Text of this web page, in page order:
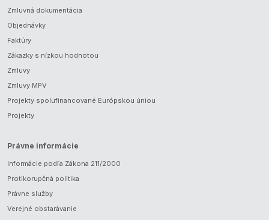
Zmluvná dokumentácia
Objednávky
Faktúry
Zákazky s nízkou hodnotou
Zmluvy
Zmluvy MPV
Projekty spolufinancované Európskou úniou
Projekty
Právne informácie
Informácie podľa Zákona 211/2000
Protikorupčná politika
Právne služby
Verejné obstarávanie